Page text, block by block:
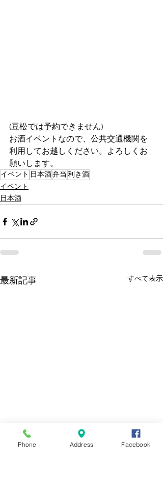
(豆松では予約できません)
お酒イベントなので、公共交通機関を
利用してお越しください。よろしくお
願いします。
イベント 日本酒弁当 利き酒
イベント
日本酒
最新記事 すべて表示
Phone Address Facebook